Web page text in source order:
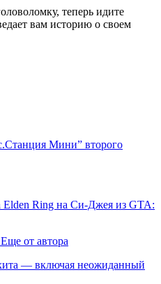
теперь идите
вам историю о своем
Мини” второго
Elden Ring на Си-Джея из GTA:
Еще от автора
— включая неожиданный